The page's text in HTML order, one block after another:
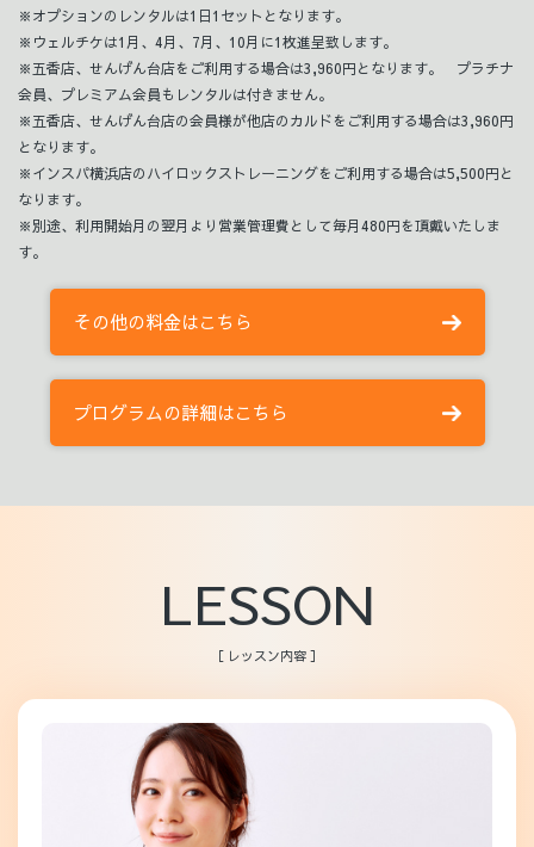
※オプションのレンタルは1日1セットとなります。
※ウェルチケは1月、4月、7月、10月に1枚進呈致します。
※五香店、せんげん台店をご利用する場合は3,960円となります。 プラチナ
会員、プレミアム会員もレンタルは付きません。
※五香店、せんげん台店の会員様が他店のカルドをご利用する場合は3,960円
となります。
※インスパ横浜店のハイロックストレーニングをご利用する場合は5,500円と
なります。
※別途、利用開始月の翌月より営業管理費として毎月480円を頂戴いたしま
す。
その他の料金はこちら
プログラムの詳細はこちら
LESSON
［ レッスン内容 ］